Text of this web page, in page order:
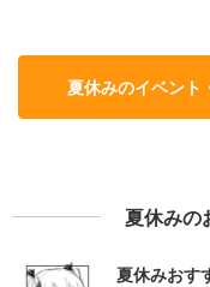
夏休みのイベント
夏休みの
夏休みおす